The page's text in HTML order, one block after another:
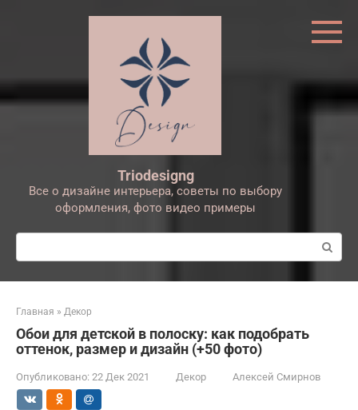
Triodesigng
Все о дизайне интерьера, советы по выбору
оформления, фото видео примеры
Поиск:
Главная » Декор
Обои для детской в полоску: как подобрать
оттенок, размер и дизайн (+50 фото)
Опубликовано: 22 Дек 2021 Декор Алексей Смирнов